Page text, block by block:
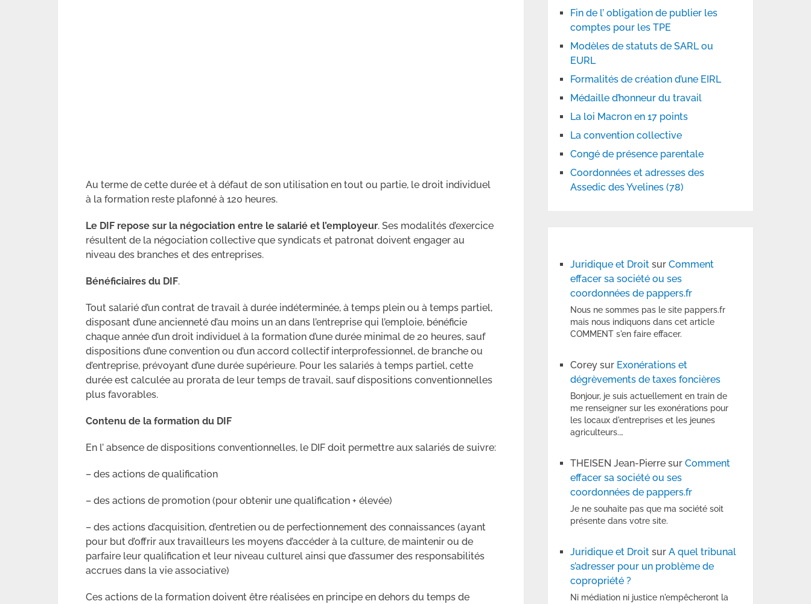
Au terme de cette durée et à défaut de son utilisation en tout ou partie, le droit individuel
à la formation reste plafonné à 120 heures.
Le DIF repose sur la négociation entre le salarié et l’employeur. Ses modalités d’exercice
résultent de la négociation collective que syndicats et patronat doivent engager au
niveau des branches et des entreprises.
Bénéficiaires du DIF.
Tout salarié d’un contrat de travail à durée indéterminée, à temps plein ou à temps partiel,
disposant d’une ancienneté d’au moins un an dans l’entreprise qui l’emploie, bénéficie
chaque année d’un droit individuel à la formation d’une durée minimal de 20 heures, sauf
dispositions d’une convention ou d’un accord collectif interprofessionnel, de branche ou
d’entreprise, prévoyant d’une durée supérieure. Pour les salariés à temps partiel, cette
durée est calculée au prorata de leur temps de travail, sauf dispositions conventionnelles
plus favorables.
Contenu de la formation du DIF
En l’ absence de dispositions conventionnelles, le DIF doit permettre aux salariés de suivre:
– des actions de qualification
– des actions de promotion (pour obtenir une qualification + élevée)
– des actions d’acquisition, d’entretien ou de perfectionnement des connaissances (ayant
pour but d’offrir aux travailleurs les moyens d’accéder à la culture, de maintenir ou de
parfaire leur qualification et leur niveau culturel ainsi que d’assumer des responsabilités
accrues dans la vie associative)
Ces actions de la formation doivent être réalisées en principe en dehors du temps de
Fin de l’ obligation de publier les
comptes pour les TPE
Modèles de statuts de SARL ou
EURL
Formalités de création d’une EIRL
Médaille d’honneur du travail
La loi Macron en 17 points
La convention collective
Congé de présence parentale
Coordonnées et adresses des
Assedic des Yvelines (78)
Juridique et Droit surComment
effacer sa société ou ses
coordonnées de pappers.fr
Nous ne sommes pas le site pappers.fr
mais nous indiquons dans cet article
COMMENT s'en faire effacer.
Corey sur Exonérations et
dégrèvements de taxes foncières
Bonjour, je suis actuellement en train de
me renseigner sur les exonérations pour
les locaux d'entreprises et les jeunes
agriculteurs.…
THEISEN Jean-Pierre surComment
effacer sa société ou ses
coordonnées de pappers.fr
Je ne souhaite pas que ma société soit
présente dans votre site.
Juridique et Droit surA quel tribunal
s’adresser pour un problème de
copropriété ?
Ni médiation ni justice n'empêcheront la